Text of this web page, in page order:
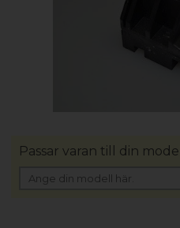
Passar varan till din